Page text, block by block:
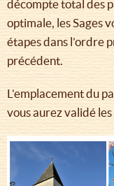
décompte total des
optimale, les Sages
étapes dans l’ordre
précédent.
L’emplacement du
vous aurez validé